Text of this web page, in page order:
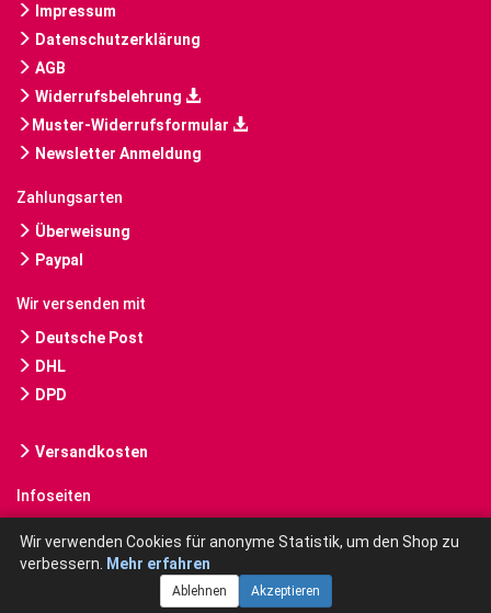
Impressum
Datenschutzerklärung
AGB
Widerrufsbelehrung
Muster-Widerrufsformular
Newsletter Anmeldung
Zahlungsarten
Überweisung
Paypal
Wir versenden mit
Deutsche Post
DHL
DPD
Versandkosten
Infoseiten
Wir verwenden Cookies für anonyme Statistik, um den Shop zu
verbessern.
Mehr erfahren
Ablehnen Akzeptieren